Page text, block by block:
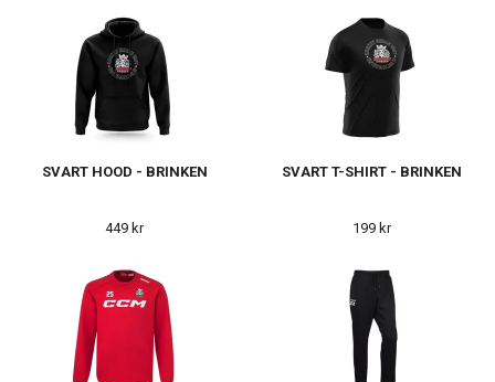
SVART HOOD - BRINKEN
449 kr
SVART T-SHIRT - BRINKEN
199 kr